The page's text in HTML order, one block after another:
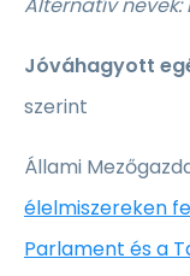
Alternatív nevek:
Jóváhagyott
szerint
Állami
élelmiszereken
Parlament és a